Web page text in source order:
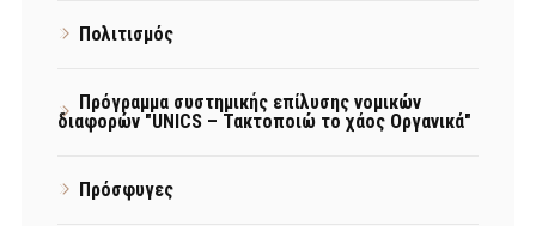
Πολιτισμός
Πρόγραμμα συστημικής επίλυσης νομικών
διαφορών "UNICS – Τακτοποιώ το χάος Οργανικά"
Πρόσφυγες